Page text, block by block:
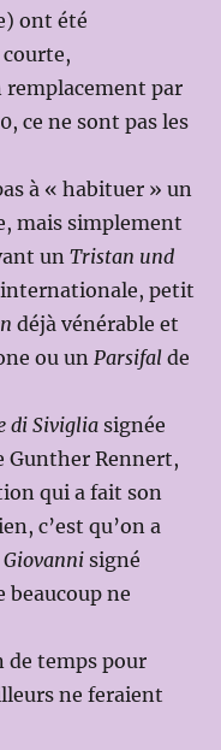
ont été
remplacement par
ce ne sont pas les
à « habituer » un
mais simplement
un Tristan und
internationale, petit
déjà vénérable et
ou un Parsifalde
di Sivigliasignée
Gunther Rennert,
qui a fait son
c’est qu’on a
Giovannisigné
beaucoup ne
de temps pour
ne feraient